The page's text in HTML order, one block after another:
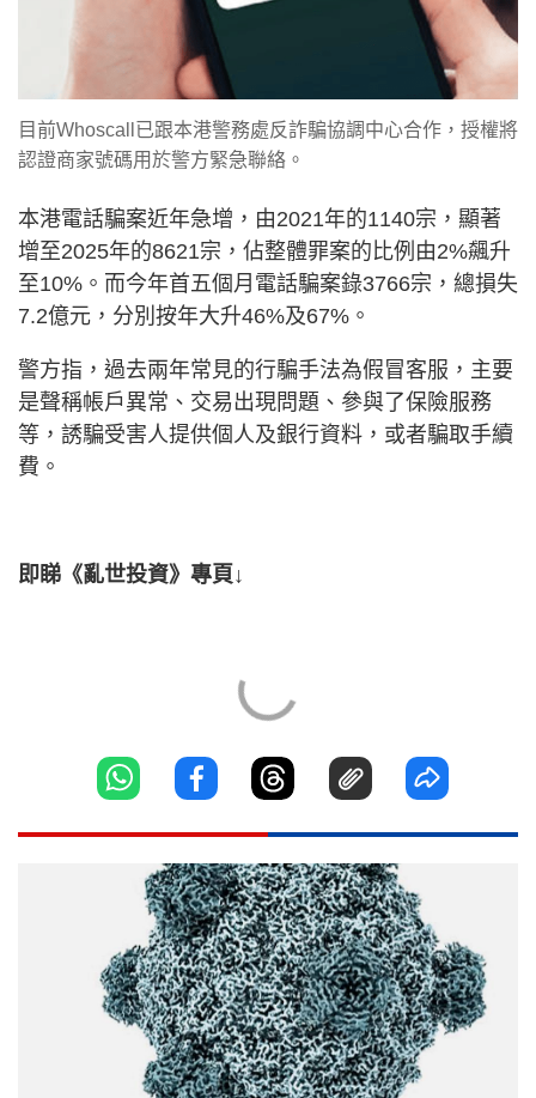
目前Whoscall已跟本港警務處反詐騙協調中心合作，授權將
認證商家號碼用於警方緊急聯絡。
本港電話騙案近年急增，由2021年的1140宗，顯著
增至2025年的8621宗，佔整體罪案的比例由2%飆升
至10%。而今年首五個月電話騙案錄3766宗，總損失
7.2億元，分別按年大升46%及67%。
警方指，過去兩年常見的行騙手法為假冒客服，主要
是聲稱帳戶異常、交易出現問題、參與了保險服務
等，誘騙受害人提供個人及銀行資料，或者騙取手續
費。
即睇《亂世投資》專頁↓